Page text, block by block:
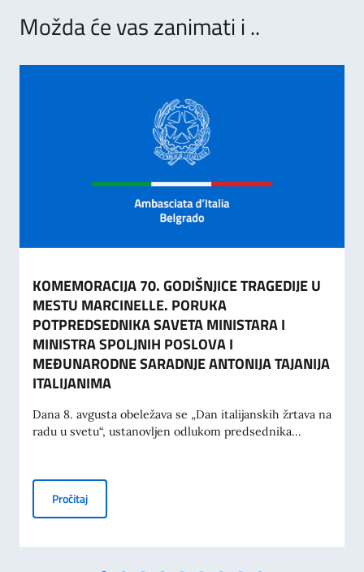
Možda će vas zanimati i ..
KOMEMORACIJA 70. GODIŠNJICE TRAGEDIJE U
MESTU MARCINELLE. PORUKA
POTPREDSEDNIKA SAVETA MINISTARA I
MINISTRA SPOLJNIH POSLOVA I
MEĐUNARODNE SARADNJE ANTONIJA TAJANIJA
ITALIJANIMA
Dana 8. avgusta obeležava se „Dan italijanskih žrtava na
radu u svetu“, ustanovljen odlukom predsednika...
PročitajKOMEMORACIJA 70. GODIŠNJICE TRAGEDIJE U MESTU